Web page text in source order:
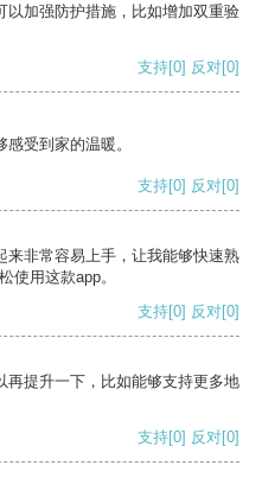
以加强防护措施，比如增加双重验
支持[0] 反对[0]
受到家的温暖。
支持[0] 反对[0]
来非常容易上手，让我能够快速熟
使用这款app。
支持[0] 反对[0]
再提升一下，比如能够支持更多地
支持[0] 反对[0]